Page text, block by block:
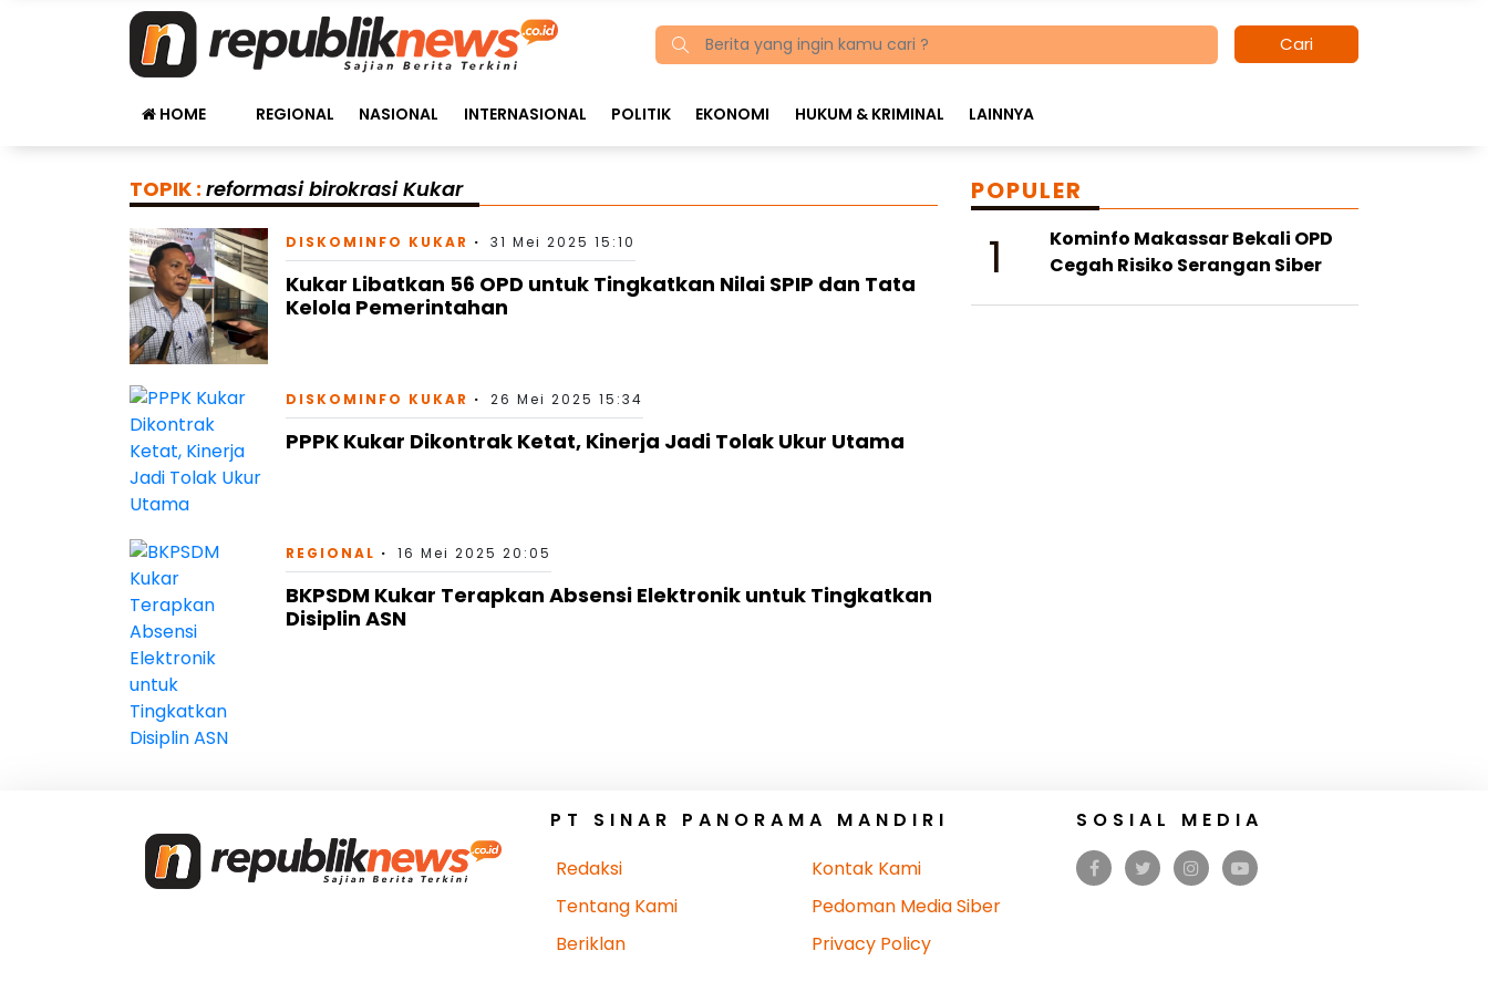
Cari
HOME REGIONAL NASIONAL INTERNASIONAL POLITIK EKONOMI HUKUM & KRIMINAL LAINNYA
TOPIK : reformasi birokrasi Kukar
DISKOMINFO KUKAR 31 Mei 2025 15:10
Kukar Libatkan 56 OPD untuk Tingkatkan Nilai SPIP dan Tata
Kelola Pemerintahan
DISKOMINFO KUKAR 26 Mei 2025 15:34
PPPK Kukar Dikontrak Ketat, Kinerja Jadi Tolak Ukur Utama
REGIONAL 16 Mei 2025 20:05
BKPSDM Kukar Terapkan Absensi Elektronik untuk Tingkatkan
Disiplin ASN
POPULER
1
Kominfo Makassar Bekali OPD
Cegah Risiko Serangan Siber
PT SINAR PANORAMA MANDIRI
Redaksi
Tentang Kami
Beriklan
Kontak Kami
Pedoman Media Siber
Privacy Policy
SOSIAL MEDIA